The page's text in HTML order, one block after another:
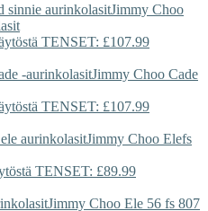
Jimmy Choo
TENSET: £107.99
Jimmy Choo Cade
TENSET: £107.99
Jimmy Choo Elefs
TENSET: £89.99
Jimmy Choo Ele 56 fs 807